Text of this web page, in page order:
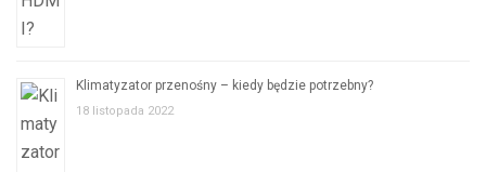
Klimatyzator przenośny – kiedy będzie potrzebny?
18 listopada 2022